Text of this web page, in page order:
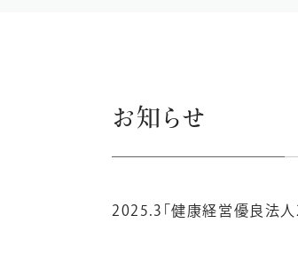
お知らせ
2025.3 「健康経営優良法